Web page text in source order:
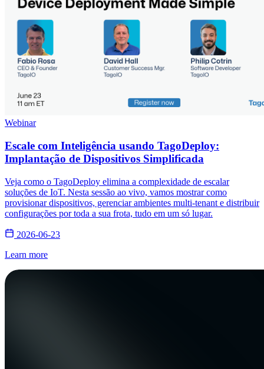
Webinar
Escale com Inteligência usando TagoDeploy:
Implantação de Dispositivos Simplificada
Veja como o TagoDeploy elimina a complexidade de escalar
soluções de IoT. Nesta sessão ao vivo, vamos mostrar como
provisionar dispositivos, gerenciar ambientes multi-tenant e distribuir
configurações por toda a sua frota, tudo em um só lugar.
2026-06-23
Learn more